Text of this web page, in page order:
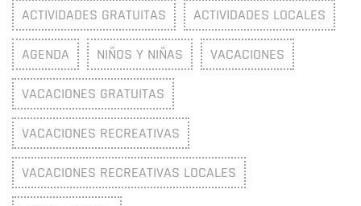
ACTIVIDADES GRATUITAS ACTIVIDADES LOCALES
AGENDA NIÑOS Y NIÑAS VACACIONES
VACACIONES GRATUITAS
VACACIONES RECREATIVAS
VACACIONES RECREATIVAS LOCALES